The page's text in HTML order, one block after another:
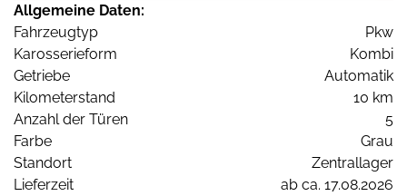
Allgemeine Daten:
Fahrzeugtyp
Pkw
Karosserieform
Kombi
Getriebe
Automatik
Kilometerstand
10 km
Anzahl der Türen
5
Farbe
Grau
Standort
Zentrallager
Lieferzeit
ab ca. 17.08.2026